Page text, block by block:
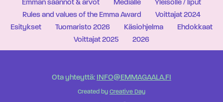
Emman säännöt & arvot
Medialle
Yleisölle / liput
Rules and values of the Emma Award
Voittajat 2024
Esitykset
Tuomaristo 2026 Käsiohjelma
Ehdokkaat
Voittajat 2025
2026
Ota yhteyttä: INFO@EMMAGAALA.FI
Created by Creative Day